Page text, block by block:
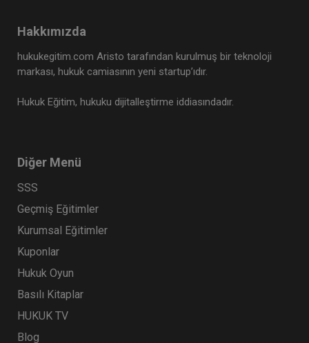
Hakkımızda
hukukegitim.com Aristo tarafından kurulmuş bir teknoloji
markası, hukuk camiasının yeni startup’ıdır.
Hukuk Eğitim, hukuku dijitalleştirme iddiasındadır.
Diğer Menü
SSS
Geçmiş Eğitimler
Kurumsal Eğitimler
Kuponlar
Hukuk Oyun
Basılı Kitaplar
HUKUK TV
Blog